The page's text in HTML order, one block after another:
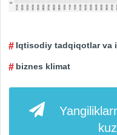
Iqtisodiy tadqiqotlar va
biznes klimat